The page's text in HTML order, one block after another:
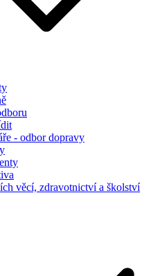
- odbor dopravy
věcí, zdravotnictví a školství